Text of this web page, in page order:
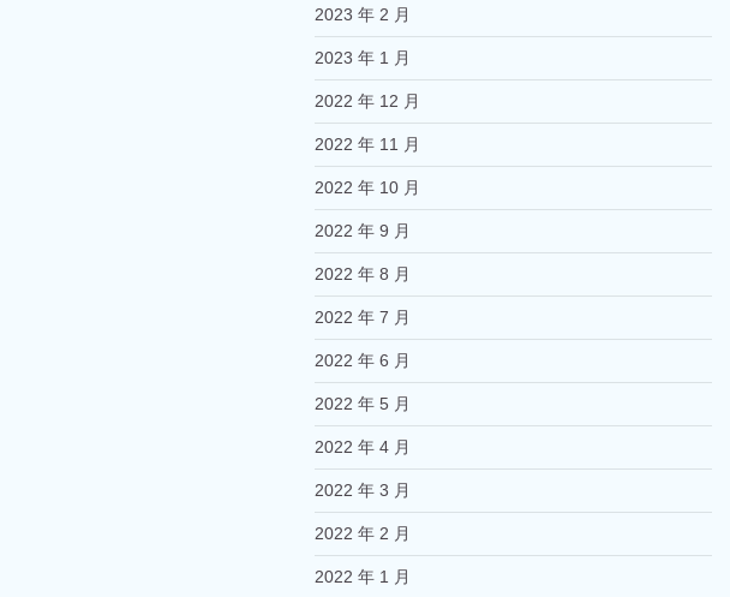
2023 年 2 月
2023 年 1 月
2022 年 12 月
2022 年 11 月
2022 年 10 月
2022 年 9 月
2022 年 8 月
2022 年 7 月
2022 年 6 月
2022 年 5 月
2022 年 4 月
2022 年 3 月
2022 年 2 月
2022 年 1 月